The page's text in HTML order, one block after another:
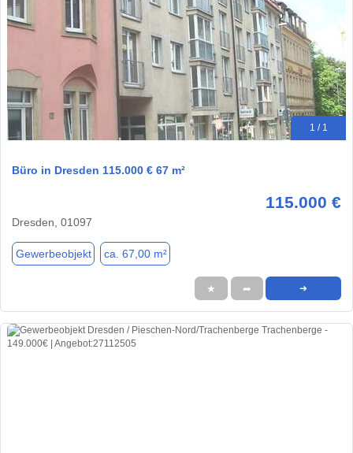
1 / 1
Büro in Dresden 115.000 € 67 m²
115.000 €
Dresden, 01097
Gewerbeobjekt ca. 67,00 m²
★ ➦ ➜